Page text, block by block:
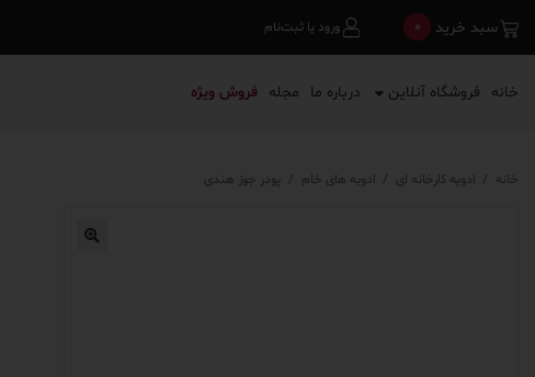
0 سبد خرید ورود یا ثبت‌نام
خانه فروشگاه آنلاین درباره ما مجله فروش ویژه
خانه / ادویه کارخانه ای / ادویه های خام / پودر جوز هندی